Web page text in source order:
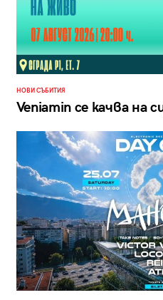
НОВИ СЪБИТИЯ
Veniamin се качва на